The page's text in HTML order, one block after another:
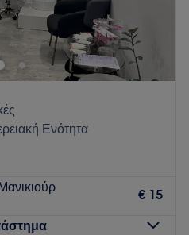
venue
Ενότητα
€ 15